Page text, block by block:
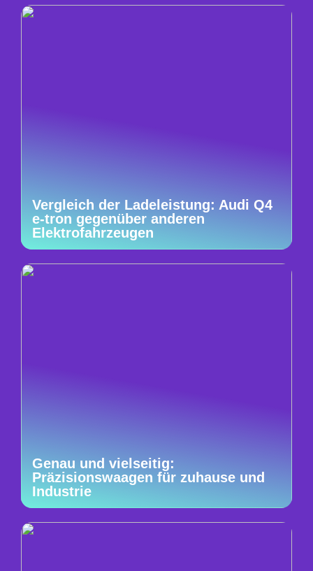
Vergleich der Ladeleistung: Audi Q4
e-tron gegenüber anderen
Elektrofahrzeugen
Genau und vielseitig:
Präzisionswaagen für zuhause und
Industrie